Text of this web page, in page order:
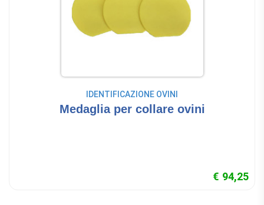
IDENTIFICAZIONE OVINI
Medaglia per collare ovini
€ 94,25